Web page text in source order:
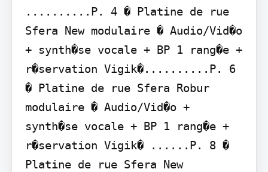
..........P. 4 � Platine de rue
Sfera New modulaire � Audio/Vid�o
+ synth�se vocale + BP 1 rang�e +
r�servation Vigik�..........P. 6
� Platine de rue Sfera Robur
modulaire � Audio/Vid�o +
synth�se vocale + BP 1 rang�e +
r�servation Vigik� ......P. 8 �
Platine de rue Sfera New